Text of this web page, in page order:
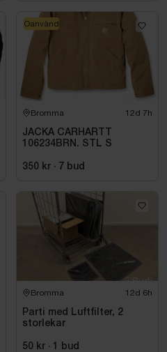
Bromma 12d 7h
JACKA CARHARTT
106234BRN. STL S
350 kr · 7 bud
Oanvänd
Bromma 12d 6h
Parti med Luftfilter, 2
storlekar
50 kr · 1 bud